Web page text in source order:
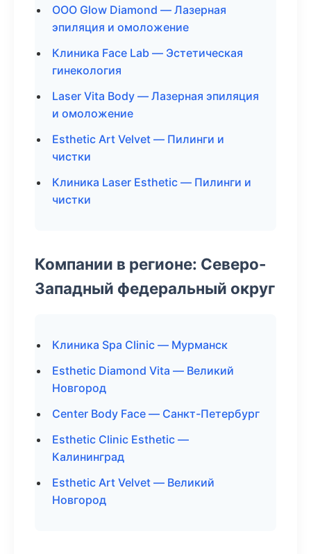
ООО Glow Diamond — Лазерная
эпиляция и омоложение
Клиника Face Lab — Эстетическая
гинекология
Laser Vita Body — Лазерная эпиляция
и омоложение
Esthetic Art Velvet — Пилинги и
чистки
Клиника Laser Esthetic — Пилинги и
чистки
Компании в регионе: Северо-
Западный федеральный округ
Клиника Spa Clinic — Мурманск
Esthetic Diamond Vita — Великий
Новгород
Center Body Face — Санкт-Петербург
Esthetic Clinic Esthetic —
Калининград
Esthetic Art Velvet — Великий
Новгород